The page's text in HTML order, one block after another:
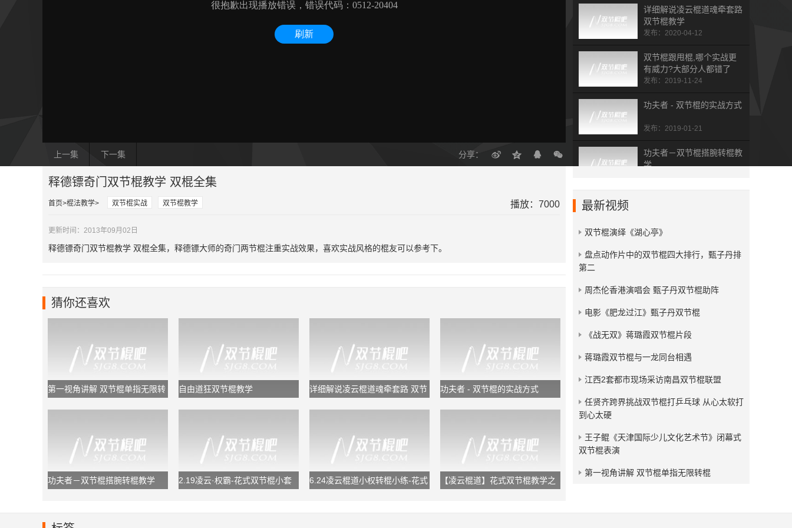
上一集 下一集 分享：
详细解说凌云棍道魂牵套路
双节棍教学
发布：2020-04-12
双节棍跟甩棍,哪个实战更
有威力?大部分人都错了
发布：2019-11-24
功夫者 - 双节棍的实战方式
发布：2019-01-21
功夫者－双节棍搭腕转棍教
学
CCTV4《功夫传承》双截
棍实战演示
释德镖奇门双节棍教学 双棍全集
首页 棍法教学 双节棍实战 双节棍教学 播放：7000
更新时间：2013年09月02日
释德镖奇门双节棍教学 双棍全集，释德镖大师的奇门两节棍注重实战效果，喜欢实战风格的棍友可以参考下。
猜你还喜欢
第一视角讲解 双节棍单指无限转
自由道狂双节棍教学
详细解说凌云棍道魂牵套路 双节
功夫者 - 双节棍的实战方式
功夫者－双节棍搭腕转棍教学
2.19凌云·权霸-花式双节棍小套
6.24凌云棍道小权转棍小练-花式
【凌云棍道】花式双节棍教学之
最新视频
双节棍演绎《湖心亭》
​盘点动作片中的双节棍四大排行，甄子丹排
第二
周杰伦香港演唱会 甄子丹双节棍助阵
电影《肥龙过江》甄子丹双节棍
《战无双》蒋璐霞双节棍片段
蒋璐霞双节棍与一龙同台相遇
江西2套都市现场采访南昌双节棍联盟
任贤齐跨界挑战双节棍打乒乓球 从心太软打
到心太硬
王子鲲《天津国际少儿文化艺术节》闭幕式
双节棍表演
第一视角讲解 双节棍单指无限转棍